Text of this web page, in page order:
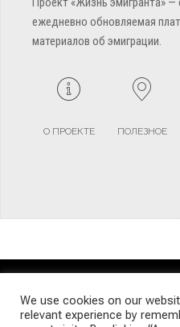
ежедневно обновляемая
материалов об эмиграции.
О ПРОЕКТЕ ПОЛЕЗНОЕ
TERMS AND CONDITIONS
We use cookies on our
relevant experience by